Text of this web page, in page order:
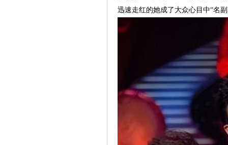
迅速走红的她成了大众心目中“名